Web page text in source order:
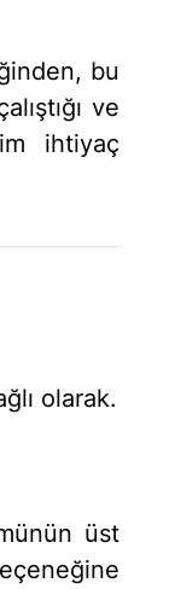
bu
ve
ihtiyaç
olarak.
üst